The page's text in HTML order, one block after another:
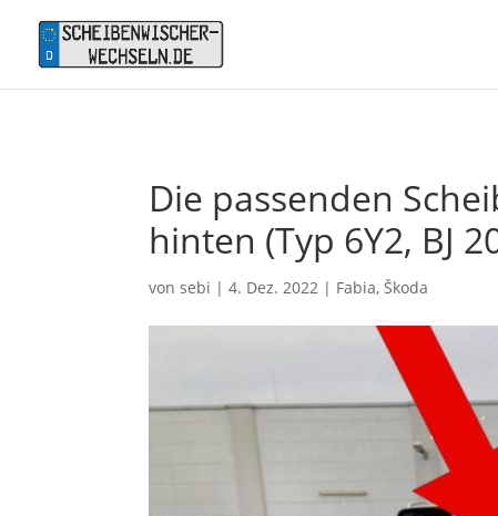
Die passenden
hinten (Typ 6Y2, BJ
vonsebi |4. Dez. 2022 | Fabia, Škoda